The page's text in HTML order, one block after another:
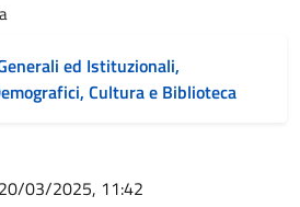
ed Istituzionali,
Cultura e Biblioteca
20/03/2025, 11:42